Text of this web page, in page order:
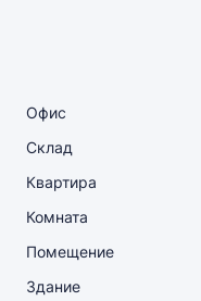
Офис
Склад
Квартира
Комната
Помещение
Здание